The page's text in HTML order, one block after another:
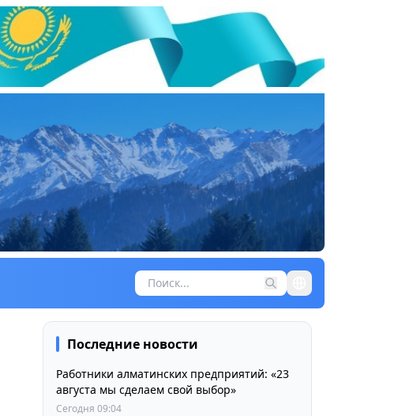
Последние новости
Работники алматинских предприятий: «23
августа мы сделаем свой выбор»
Сегодня 09:04